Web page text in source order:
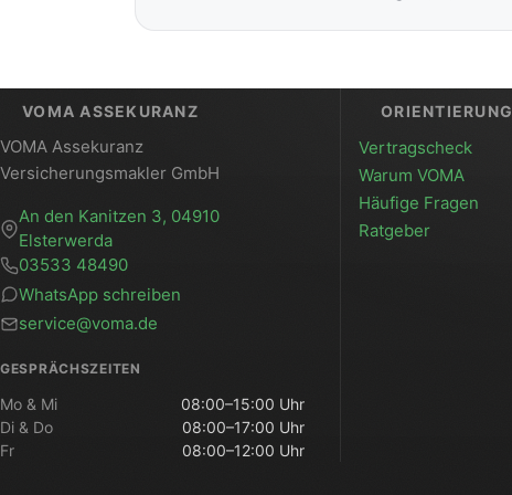
VOMA ASSEKURANZ
VOMA Assekuranz
Versicherungsmakler GmbH
An den Kanitzen 3, 04910
Elsterwerda
03533 48490
WhatsApp schreiben
service@voma.de
GESPRÄCHSZEITEN
Mo & Mi
08:00–15:00 Uhr
Di & Do
08:00–17:00 Uhr
Fr
08:00–12:00 Uhr
ORIENTIERUNG
Vertragscheck
Warum VOMA
Häufige Fragen
Ratgeber